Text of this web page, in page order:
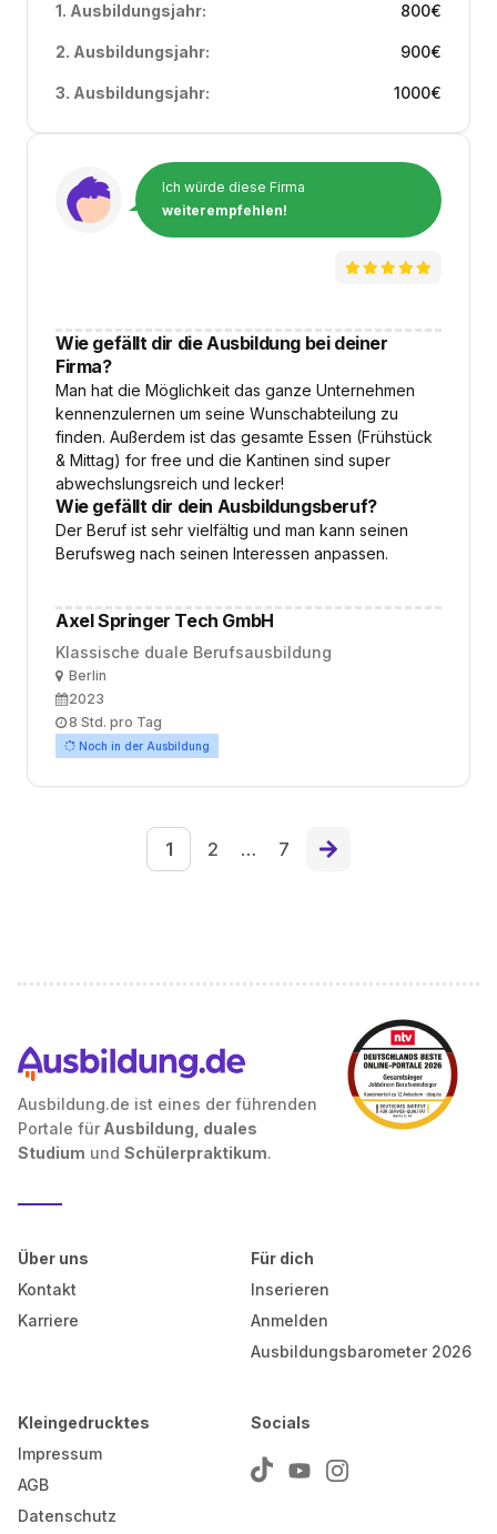
1. Ausbildungsjahr: 800€
2. Ausbildungsjahr: 900€
3. Ausbildungsjahr: 1000€
Ich würde diese Firma
weiterempfehlen!
Wie gefällt dir die Ausbildung bei deiner
Firma?
Man hat die Möglichkeit das ganze Unternehmen
kennenzulernen um seine Wunschabteilung zu
finden. Außerdem ist das gesamte Essen (Frühstück
& Mittag) for free und die Kantinen sind super
abwechslungsreich und lecker!
Wie gefällt dir dein Ausbildungsberuf?
Der Beruf ist sehr vielfältig und man kann seinen
Berufsweg nach seinen Interessen anpassen.
Axel Springer Tech GmbH
Klassische duale Berufsausbildung
OrtBerlin
Ausbildungsbeginn
2023
Arbeitszeit
8 Std. pro Tag
Noch in der Ausbildung
1 2 … 7
Ausbildung.de ist eines der führenden
Portale für Ausbildung, duales
Studium und Schülerpraktikum.
Über uns
Kontakt
Karriere
Für dich
Inserieren
Anmelden
Ausbildungsbarometer 2026
Kleingedrucktes
Impressum
AGB
Datenschutz
Socials